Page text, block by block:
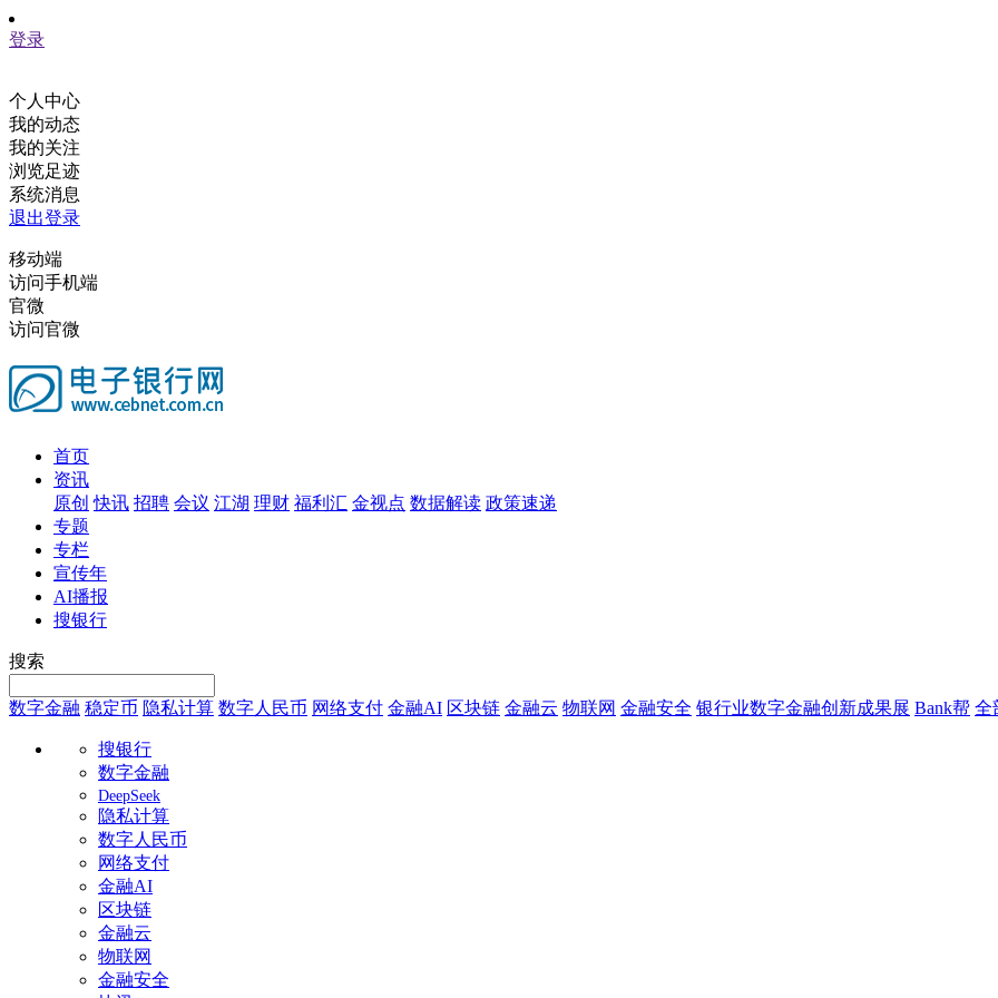
登录
个人中心
我的动态
我的关注
浏览足迹
系统消息
退出登录
移动端
访问手机端
官微
访问官微
首页
资讯
原创 快讯 招聘 会议 江湖 理财 福利汇 金视点 数据解读 政策速递
专题
专栏
宣传年
AI播报
搜银行
搜索
数字金融 稳定币 隐私计算 数字人民币 网络支付 金融AI 区块链 金融云 物联网 金融安全 银行业数字金融创新成果展 Bank帮 全
搜银行
数字金融
DeepSeek
隐私计算
数字人民币
网络支付
金融AI
区块链
金融云
物联网
金融安全